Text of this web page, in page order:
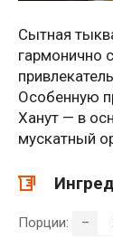
Сытная
гармонично
Особенную
Ханут — в
мускатный
Порции: –